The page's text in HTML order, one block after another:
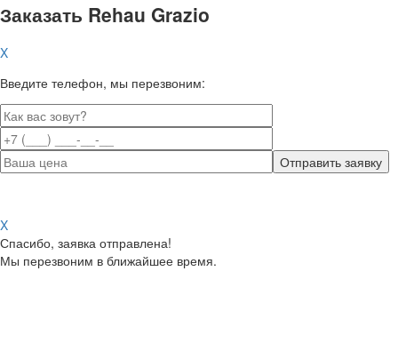
Заказать Rehau Grazio
X
Введите телефон, мы перезвоним:
X
Спасибо, заявка отправлена!
Мы перезвоним в ближайшее время.